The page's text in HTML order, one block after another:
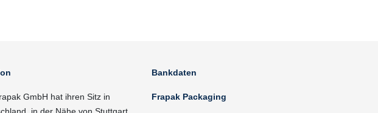
GmbH hat ihren Sitz in
Bankdaten
Frapak Packaging